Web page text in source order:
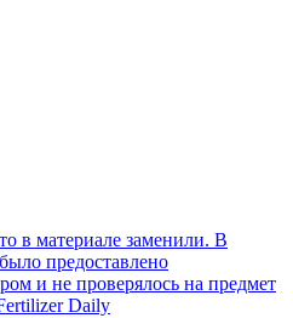
в материале заменили. В
предоставлено
и не проверялось на предмет
Daily